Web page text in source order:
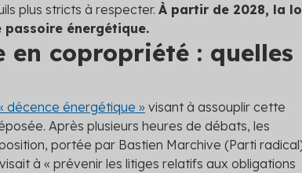
plus stricts à respecter. À partir de 2028, la
énergétique.
en copropriété : quelles
décence énergétique » visant à assouplir cette
Après plusieurs heures de débats, les
portée par Bastien Marchive (Parti
à « prévenir les litiges relatifs aux obligations